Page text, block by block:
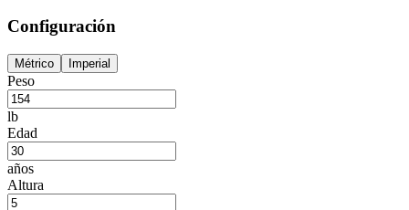
Configuración
Métrico Imperial
Peso
lb
Edad
años
Altura